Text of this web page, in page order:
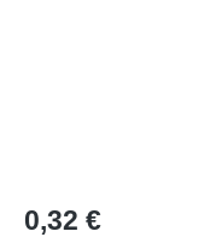
Regulärer Preis:
0,32 €